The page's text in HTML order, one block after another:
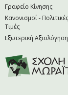
Γραφείο Κίνησης
Κανονισμοί -
Τιμές
Εξωτερική Αξιολόγηση